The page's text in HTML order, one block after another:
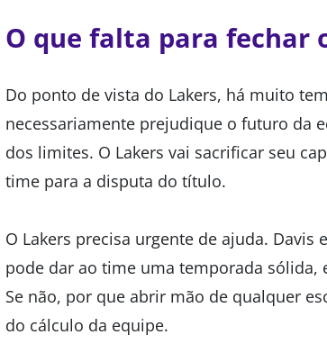
O que falta para fechar
Do ponto de vista do Lakers, há muito
necessariamente prejudique o futuro da
dos limites. O Lakers vai sacrificar seu
time para a disputa do título.
O Lakers precisa urgente de ajuda.
pode dar ao time uma temporada sólida,
Se não, por que abrir mão de qualquer
do cálculo da equipe.